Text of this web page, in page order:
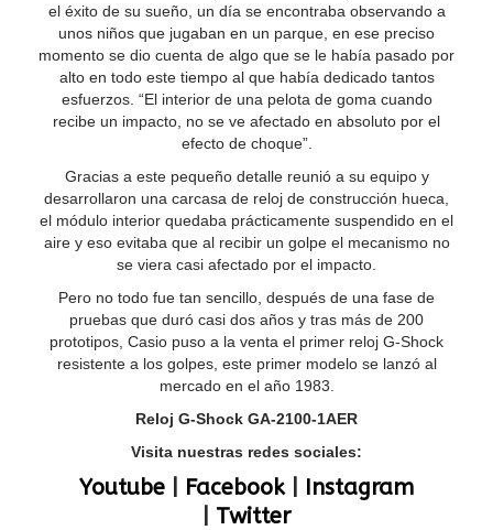
el éxito de su sueño, un día se encontraba observando a
unos niños que jugaban en un parque, en ese preciso
momento se dio cuenta de algo que se le había pasado por
alto en todo este tiempo al que había dedicado tantos
esfuerzos. “El interior de una pelota de goma cuando
recibe un impacto, no se ve afectado en absoluto por el
efecto de choque”.
Gracias a este pequeño detalle reunió a su equipo y
desarrollaron una carcasa de reloj de construcción hueca,
el módulo interior quedaba prácticamente suspendido en el
aire y eso evitaba que al recibir un golpe el mecanismo no
se viera casi afectado por el impacto.
Pero no todo fue tan sencillo, después de una fase de
pruebas que duró casi dos años y tras más de 200
prototipos, Casio puso a la venta el primer reloj G-Shock
resistente a los golpes, este primer modelo se lanzó al
mercado en el año 1983.
Reloj G-Shock GA-2100-1AER
Visita nuestras redes sociales:
Youtube Facebook| Instagram
Twitter